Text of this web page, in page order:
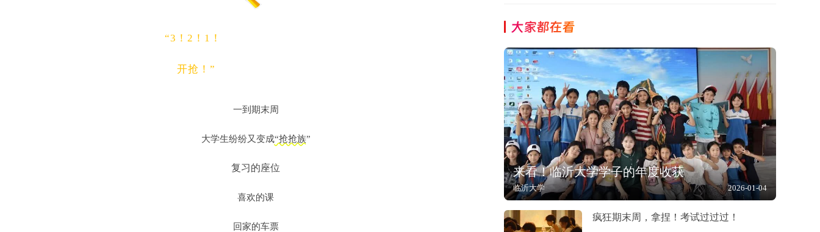
“3！2！1！
开抢！”
一到期末周
大学生纷纷又变成“抢抢族”
复习的座位
喜欢的课
回家的车票
大家都在看
来看！临沂大学学子的年度收获
临沂大学 2026-01-04
疯狂期末周，拿捏！考试过过过！